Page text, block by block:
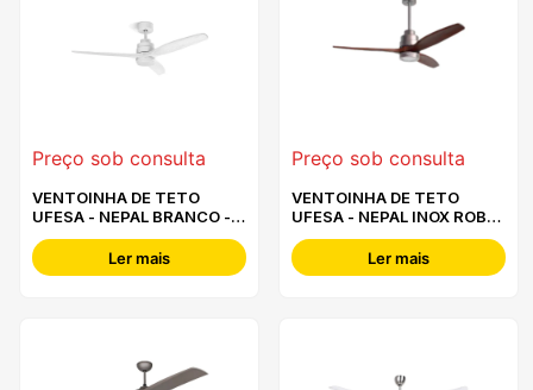
Preço sob consulta
VENTOINHA DE TETO
UFESA - NEPAL BRANCO -
84105847
Ler mais
Preço sob consulta
VENTOINHA DE TETO
UFESA - NEPAL INOX ROBLE
- 84105846
Ler mais